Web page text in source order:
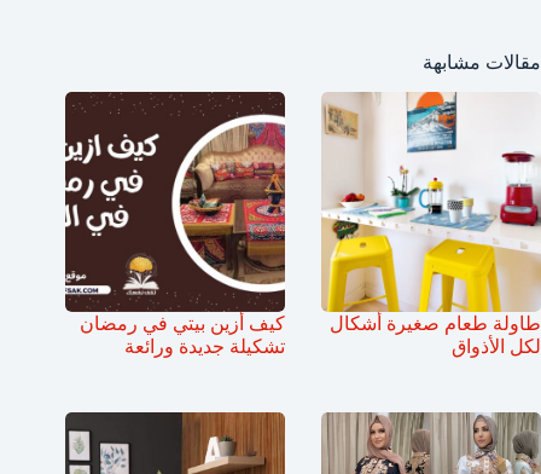
مقالات مشابهة
طاولة طعام صغيرة أشكال
لكل الأذواق
كيف أزين بيتي في رمضان
تشكيلة جديدة ورائعة